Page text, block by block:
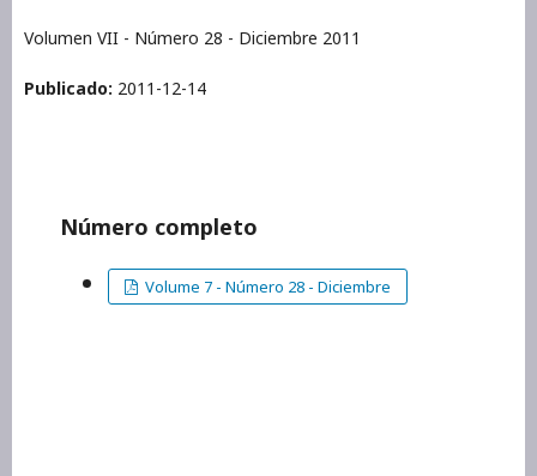
Volumen VII - Número 28 - Diciembre 2011
Publicado: 2011-12-14
Número completo
Volume 7 - Número 28 - Diciembre